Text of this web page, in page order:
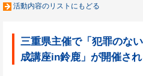
活動内容のリストにもどる
三重県主催で「犯罪のな
成講座in鈴鹿」が開催さ